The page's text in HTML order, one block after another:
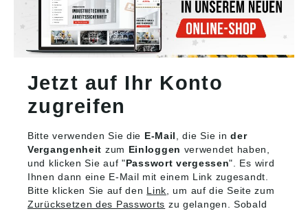
Jetzt auf Ihr Konto
zugreifen
Bitte verwenden Sie die E-Mail , die Sie inder
Vergangenheit zum Einloggen verwendet haben,
und klicken Sie auf "Passwort vergessen". Es wird
Ihnen dann eine E-Mail mit einem Link zugesandt.
Bitte klicken Sie auf den Link , um auf die Seite zum
Zurücksetzen des Passworts zu gelangen. Sobald